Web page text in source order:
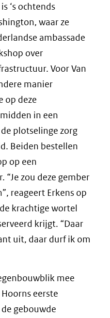
‘s ochtends
waar ze
ambassade
over
Voor Van
manier
op deze
in een
plotselinge zorg
Beiden bestellen
op een
zou deze gember
reageert Erkens op
krachtige wortel
krijgt. “Daar
uit, daar durf ik om
mee
eerste
gebouwde